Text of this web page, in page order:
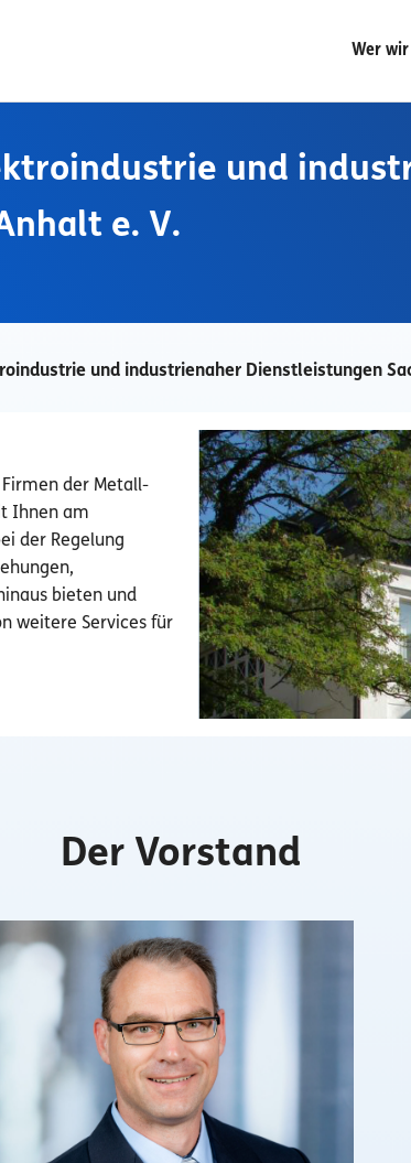
Wer
und
e. V.
und industrienaher Dienstleistungen
der Metall-
Ihnen am
der Regelung
bieten und
weitere Services für
Der Vorstand